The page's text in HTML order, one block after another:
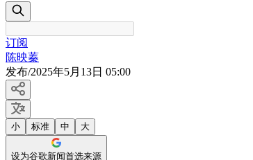
订阅
陈映蓁
发布/2025年5月13日 05:00
小 标准 中 大
设为谷歌新闻首选来源